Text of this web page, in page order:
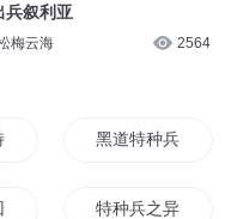
兵叙利亚
梅云海 2564
兵 黑道特种兵
录 特种兵之异国之恋